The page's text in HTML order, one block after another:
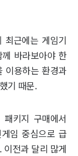
최근에는 게임기
바라보아야 한
이용하는 환경과
기 때문.
키지 구매에서
임 중심으로 급
이전과 달리 많게